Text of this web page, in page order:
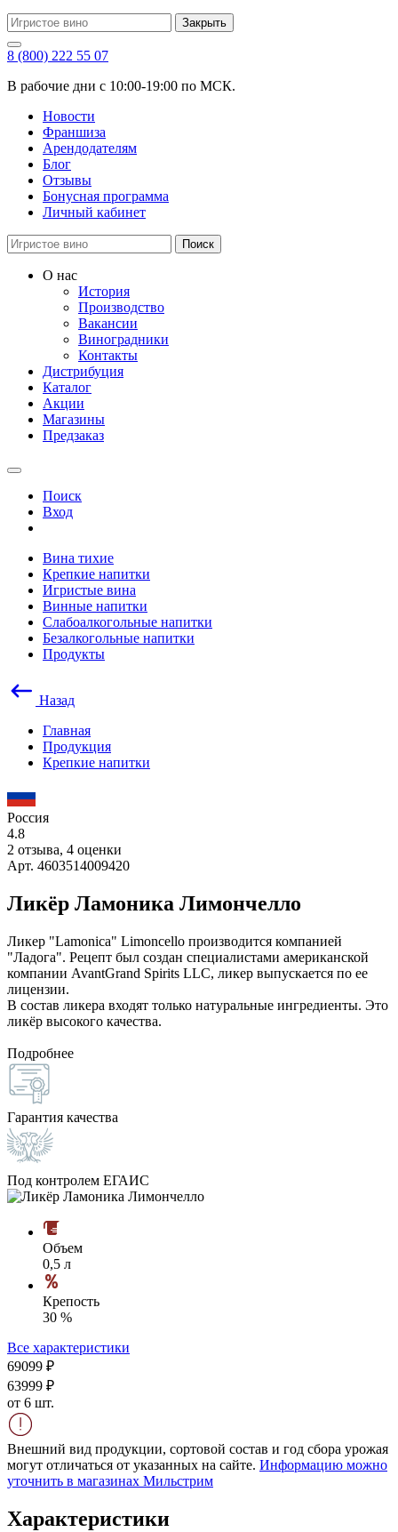
Закрыть
8 (800) 222 55 07
В рабочие дни с 10:00-19:00 по МСК.
Новости
Франшиза
Арендодателям
Блог
Отзывы
Бонусная программа
Личный кабинет
Поиск
О нас
История
Производство
Вакансии
Виноградники
Контакты
Дистрибуция
Каталог
Акции
Магазины
Предзаказ
Поиск
Вход
Вина тихие
Крепкие напитки
Игристые вина
Винные напитки
Слабоалкогольные напитки
Безалкогольные напитки
Продукты
Назад
Главная
Продукция
Крепкие напитки
Россия
4.8
2 отзыва, 4 оценки
Арт. 4603514009420
Ликёр Ламоника Лимончелло
Ликер "Lamonica" Limoncello производится компанией
"Ладога". Рецепт был создан специалистами американской
компании AvantGrand Spirits LLC, ликер выпускается по ее
лицензии.
В состав ликера входят только натуральные ингредиенты. Это
ликёр высокого качества.
Подробнее
Гарантия качества
Под контролем ЕГАИС
Объем
0,5 л
Крепость
30 %
Все характеристики
69099 ₽
63999 ₽
от 6 шт.
Внешний вид продукции, сортовой состав и год сбора урожая
могут отличаться от указанных на сайте. Информацию можно
уточнить в магазинах Мильстрим
Характеристики